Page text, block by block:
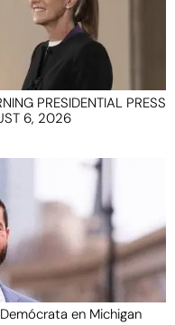
PRESIDENTIAL PRESS
6, 2026
en Michigan